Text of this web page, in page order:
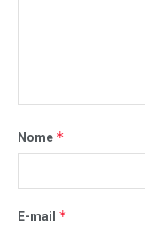
Nome *
E-mail *